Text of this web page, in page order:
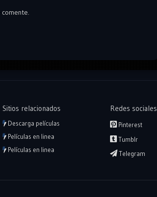
Sitios relacionados
Descarga películas
Películas en linea
Películas en linea
Redes sociales
Pinterest
Tumblr
Telegram